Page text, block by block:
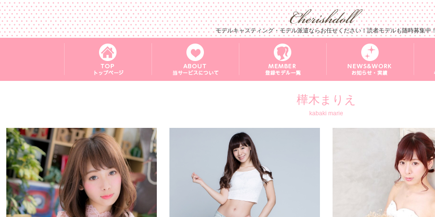
モデルキャスティング・モデル派遣ならお任せください！読者モデルも随時募集中
樺木まりえ
kabaki marie